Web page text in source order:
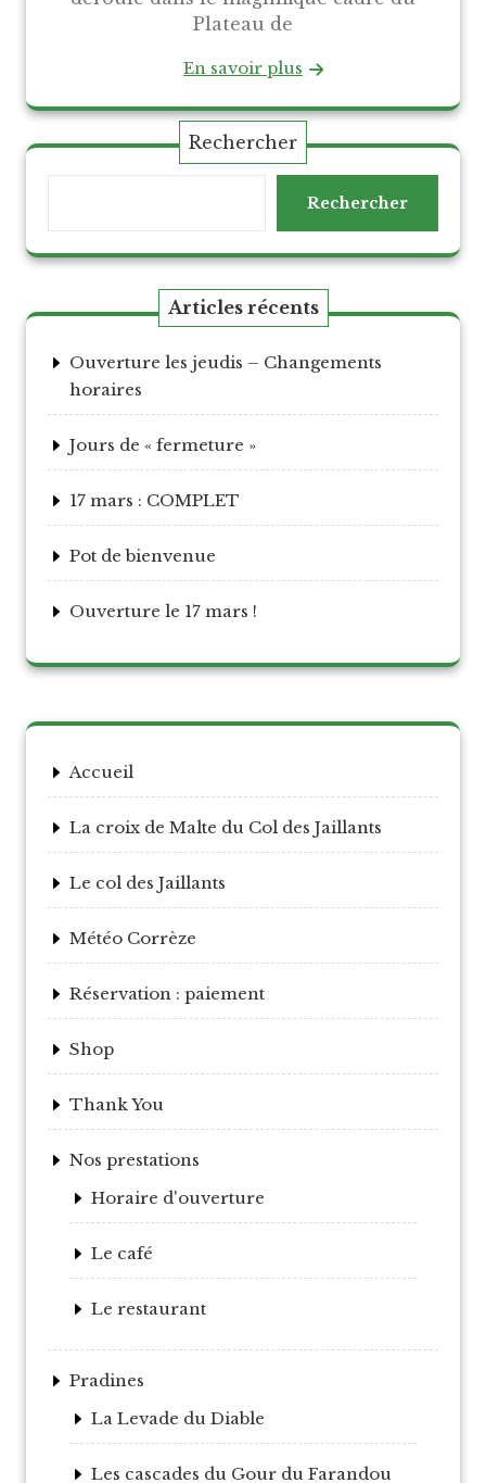
Plateau de
En savoir plus
Rechercher
Rechercher
Articles récents
Ouverture les jeudis – Changements
horaires
Jours de « fermeture »
17 mars : COMPLET
Pot de bienvenue
Ouverture le 17 mars !
Accueil
La croix de Malte du Col des Jaillants
Le col des Jaillants
Météo Corrèze
Réservation : paiement
Shop
Thank You
Nos prestations
Horaire d'ouverture
Le café
Le restaurant
Pradines
La Levade du Diable
Les cascades du Gour du Farandou